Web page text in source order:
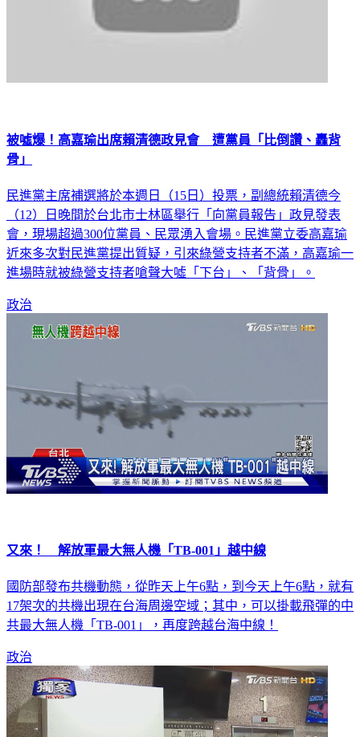
被噓爆！高嘉瑜出席賴清德政見會 遭黨員「比倒讚、轟背
骨」
民進黨主席補選將於本週日（15日）投票，副總統賴清德今
（12）日晚間於台北市士林區舉行「向黨員報告」政見發表
會，現場超過300位黨員、民眾湧入會場。民進黨立委高嘉瑜
近來多次對民進黨提出質疑，引來綠營支持者不滿，高嘉瑜一
進場時就被綠營支持者嗆聲大噓「下台」、「背骨」。
政治
又來！ 解放軍最大無人機「TB-001」越中線
國防部發布共機動態，從昨天上午6點，到今天上午6點，就有
17架次的共機出現在台海周邊空域；其中，可以掛載飛彈的中
共最大無人機「TB-001」，再度跨越台海中線！
政治